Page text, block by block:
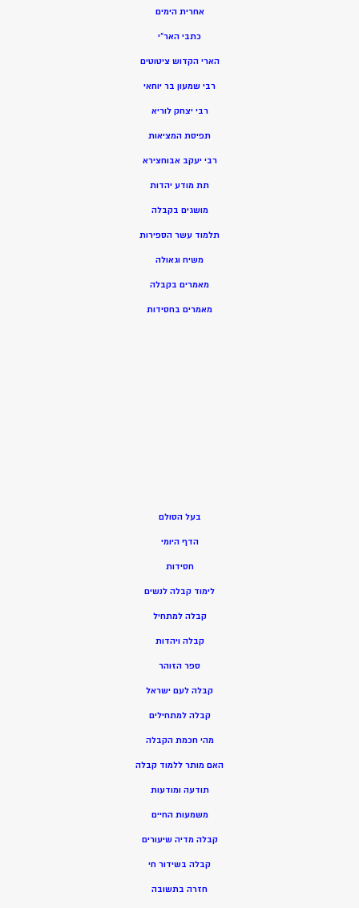
אחרית הימים
כתבי האר”י
הארי הקדוש ציטוטים
רבי שמעון בר יוחאי
רבי יצחק לוריא
תפיסת המציאות
רבי יעקב אבוחצירא
תת מודע יהדות
מושגים בקבלה
תלמוד עשר הספירות
משיח וגאולה
מאמרים בקבלה
מאמרים בחסידות
בעל הסולם
הדף היומי
חסידות
לימוד קבלה לנשים
קבלה למתחיל
קבלה ויהדות
ספר הזוהר
קבלה לעם ישראל
קבלה למתחילים
מהי חכמת הקבלה
האם מותר ללמוד קבלה
תודעה ומודעות
משמעות החיים
קבלה מדיה שיעורים
קבלה בשידור חי
חזרה בתשובה